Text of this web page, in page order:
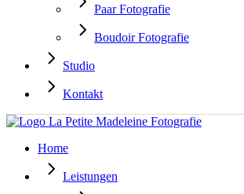
Paar Fotografie
Boudoir Fotografie
Studio
Kontakt
Home
Leistungen